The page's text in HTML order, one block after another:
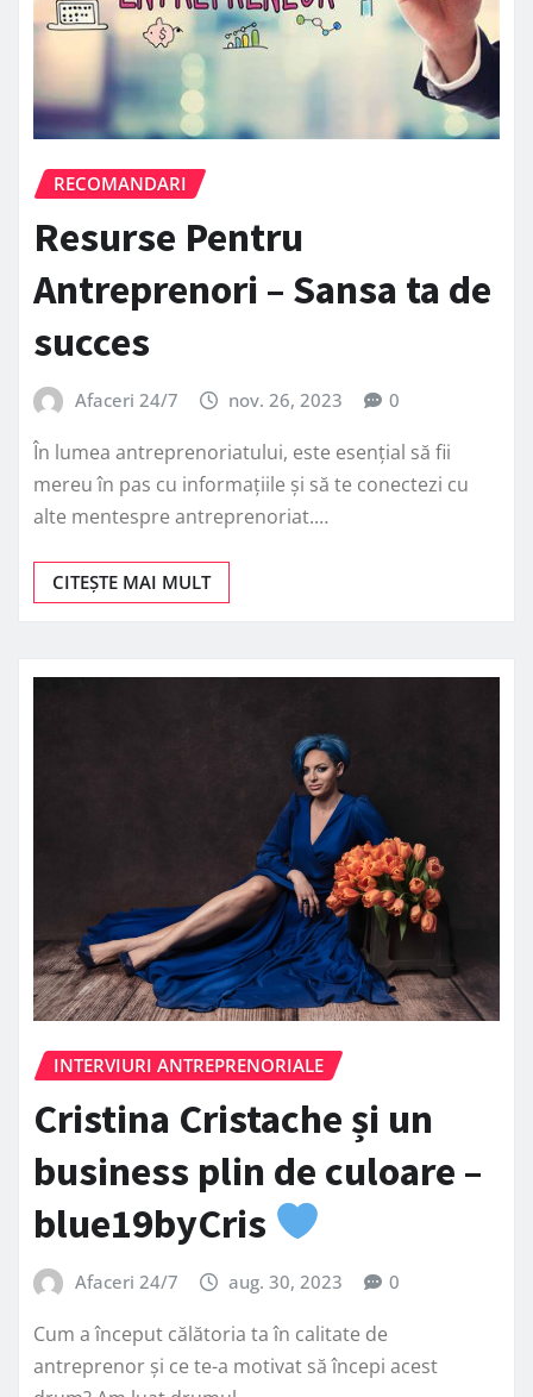
RECOMANDARI
Resurse Pentru
Antreprenori – Sansa ta de
succes
Afaceri 24/7 nov. 26, 2023 0
În lumea antreprenoriatului, este esențial să fii
mereu în pas cu informațiile și să te conectezi cu
alte mentespre antreprenoriat.…
CITEȘTE MAI MULT
INTERVIURI ANTREPRENORIALE
Cristina Cristache și un
business plin de culoare –
blue19byCris
Afaceri 24/7 aug. 30, 2023 0
Cum a început călătoria ta în calitate de
antreprenor și ce te-a motivat să începi acest